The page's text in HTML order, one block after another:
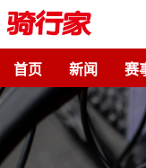
首页 新闻 赛